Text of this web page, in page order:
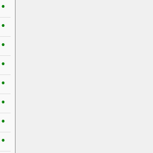
•
•
•
•
•
•
•
•